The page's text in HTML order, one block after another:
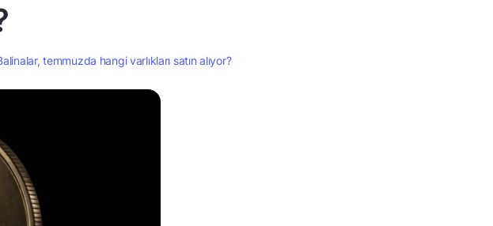
temmuzda hangi varlıkları satın alıyor?